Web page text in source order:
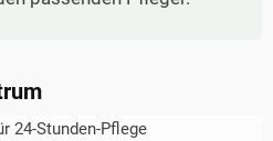
24-Stunden-Pflege